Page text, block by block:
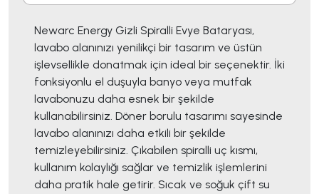
Newarc Energy Gizli Spiralli Evye Bataryası,
lavabo alanınızı yenilikçi bir tasarım ve üstün
işlevsellikle donatmak için ideal bir seçenektir. İki
fonksiyonlu el duşuyla banyo veya mutfak
lavabonuzu daha esnek bir şekilde
kullanabilirsiniz. Döner borulu tasarımı sayesinde
lavabo alanınızı daha etkili bir şekilde
temizleyebilirsiniz. Çıkabilen spiralli uç kısmı,
kullanım kolaylığı sağlar ve temizlik işlemlerini
daha pratik hale getirir. Sıcak ve soğuk çift su